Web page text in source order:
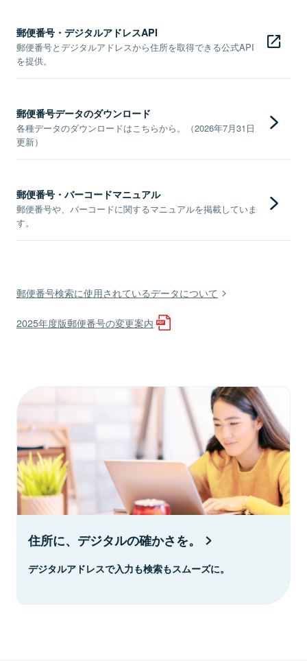
郵便番号・デジタルアドレスAPI
郵便番号とデジタルアドレスから住所を取得できる公式API
を提供。
郵便番号データのダウンロード
各種データのダウンロードはこちらから。（2026年7月31日
更新）
郵便番号・バーコードマニュアル
郵便番号や、バーコードに関するマニュアルを掲載していま
す。
郵便番号検索に使用されているデータについて
2025年度版郵便番号の変更案内
住所に、デジタルの確かさを。
デジタルアドレスで入力も検索もスムーズに。